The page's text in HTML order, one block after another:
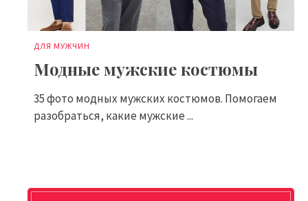
ДЛЯ МУЖЧИН
Модные мужские костюмы
35 фото модных мужских костюмов. Помогаем
разобраться, какие мужские ...